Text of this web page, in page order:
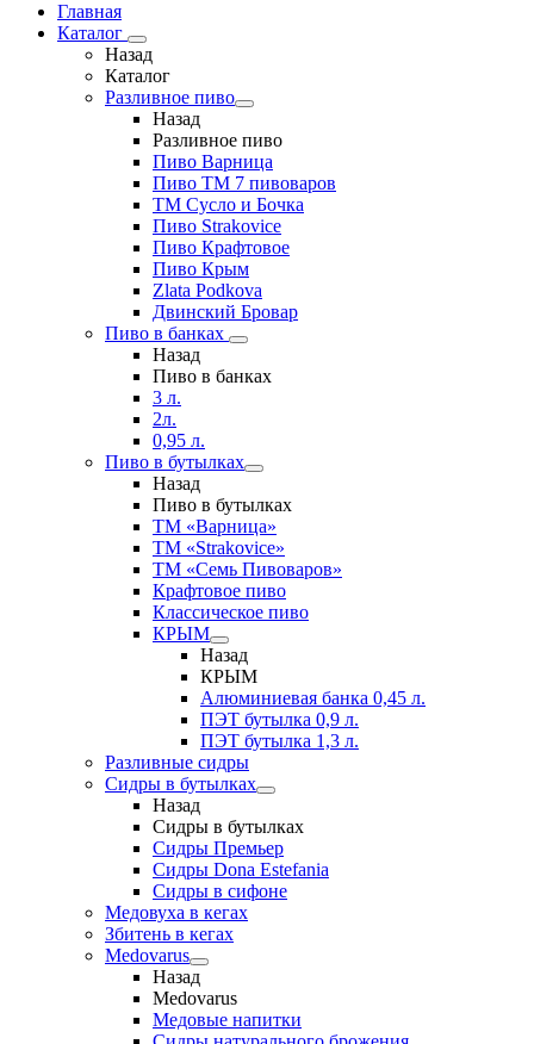
Главная
Каталог
Назад
Каталог
Разливное пиво
Назад
Разливное пиво
Пиво Варница
Пиво ТМ 7 пивоваров
ТМ Сусло и Бочка
Пиво Strakovice
Пиво Крафтовое
Пиво Крым
Zlata Podkova
Двинский Бровар
Пиво в банках
Назад
Пиво в банках
3 л.
2л.
0,95 л.
Пиво в бутылках
Назад
Пиво в бутылках
ТМ «Варница»
ТМ «Strakovice»
ТМ «Семь Пивоваров»
Крафтовое пиво
Классическое пиво
КРЫМ
Назад
КРЫМ
Алюминиевая банка 0,45 л.
ПЭТ бутылка 0,9 л.
ПЭТ бутылка 1,3 л.
Разливные сидры
Сидры в бутылках
Назад
Сидры в бутылках
Сидры Премьер
Сидры Dona Estefania
Сидры в сифоне
Медовуха в кегах
Збитень в кегах
Medovarus
Назад
Medovarus
Медовые напитки